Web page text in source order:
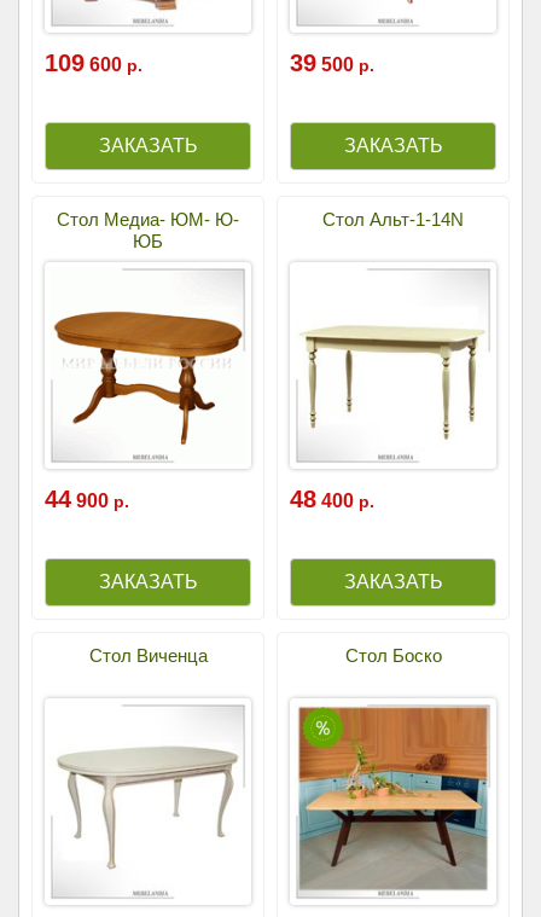
109 600 р. 39 500 р.
Стол Медиа- ЮМ- Ю-
ЮБ
44 900 р.
Стол Альт-1-14N
48 400 р.
Cтол Виченца Стол Боско